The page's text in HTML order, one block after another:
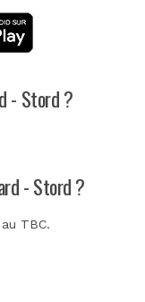
- Stord ?
- Stord ?
TBC.